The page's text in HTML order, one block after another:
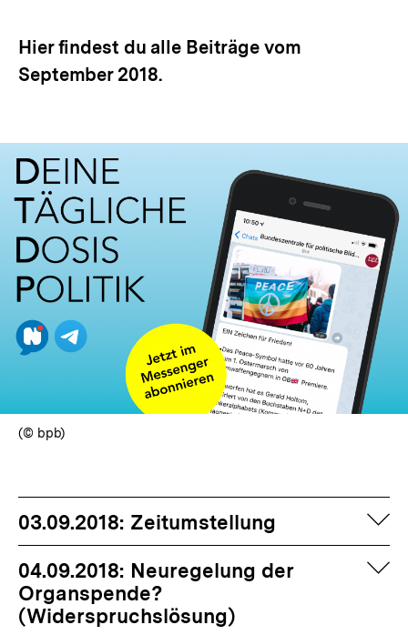
Hier findest du alle Beiträge vom
September 2018.
(© bpb)
03.09.2018: Zeitumstellung
04.09.2018: Neuregelung der
Organspende?
(Widerspruchslösung)